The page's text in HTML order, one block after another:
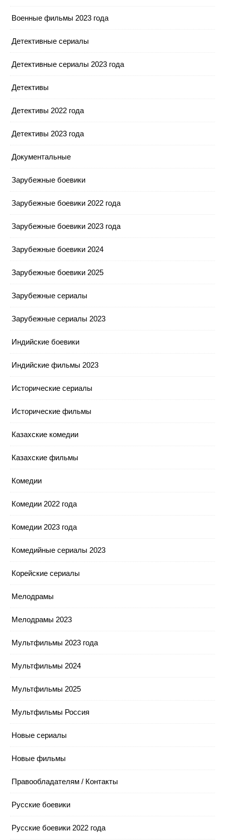
Военные фильмы 2023 года
Детективные сериалы
Детективные сериалы 2023 года
Детективы
Детективы 2022 года
Детективы 2023 года
Документальные
Зарубежные боевики
Зарубежные боевики 2022 года
Зарубежные боевики 2023 года
Зарубежные боевики 2024
Зарубежные боевики 2025
Зарубежные сериалы
Зарубежные сериалы 2023
Индийские боевики
Индийские фильмы 2023
Исторические сериалы
Исторические фильмы
Казахские комедии
Казахские фильмы
Комедии
Комедии 2022 года
Комедии 2023 года
Комедийные сериалы 2023
Корейские сериалы
Мелодрамы
Мелодрамы 2023
Мультфильмы 2023 года
Мультфильмы 2024
Мультфильмы 2025
Мультфильмы Россия
Новые сериалы
Новые фильмы
Правообладателям / Контакты
Русские боевики
Русские боевики 2022 года